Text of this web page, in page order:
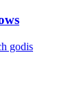
godis